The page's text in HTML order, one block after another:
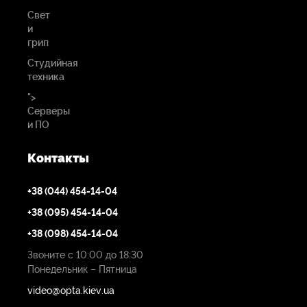
(SD) 625i 50
(SD) 525i 59.94
Цифровой видео вход и / или выход............4x 3G-SDI
BNC
Цифровой аудио вход………………............16-канальный 24-
битный встроенный в SDI, 48 кГц, синхронный
Цифровой аудио выход………......................16-канальный
мм
Потребление питания………………….........17 Вт, максимум
19 Вт
Свет
и
грип
Студийная
техника
">
Серверы
и ПО
Контакты
+38 (044) 454-14-04
+38 (095) 454-14-04
+38 (098) 454-14-04
Звоните с 10:00 до 18:30
Понедельник – Пятница
video@opta.kiev.ua